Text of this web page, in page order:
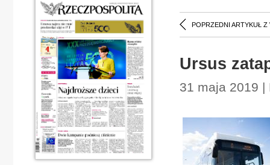
POPRZEDNI ARTYKUŁ Z
Ursus
31 maja 2019 |